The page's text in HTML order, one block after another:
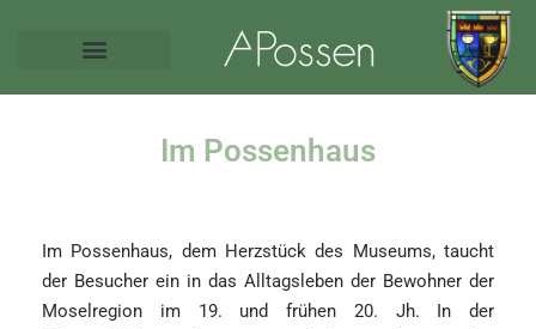
Im Possenhaus
Im Possenhaus, dem Herzstück des Museums, taucht
der Besucher ein in das Alltagsleben der Bewohner der
Moselregion im 19. und frühen 20. Jh. In der